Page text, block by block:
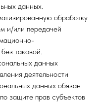
данных.
обработку
и/или передачей
таковой.
данных
деятельности
данных обязан
защите прав субъектов
этаж)